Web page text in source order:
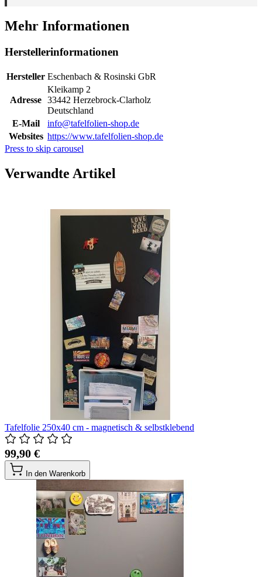
Mehr Informationen
Herstellerinformationen
Hersteller Eschenbach & Rosinski GbR
Adresse
Kleikamp 2
33442 Herzebrock-Clarholz
Deutschland
E-Mail
info@tafelfolien-shop.de
Websites https://www.tafelfolien-shop.de
Press to skip carousel
Verwandte Artikel
Tafelfolie 250x40 cm - magnetisch & selbstklebend
99,90 €
In den Warenkorb